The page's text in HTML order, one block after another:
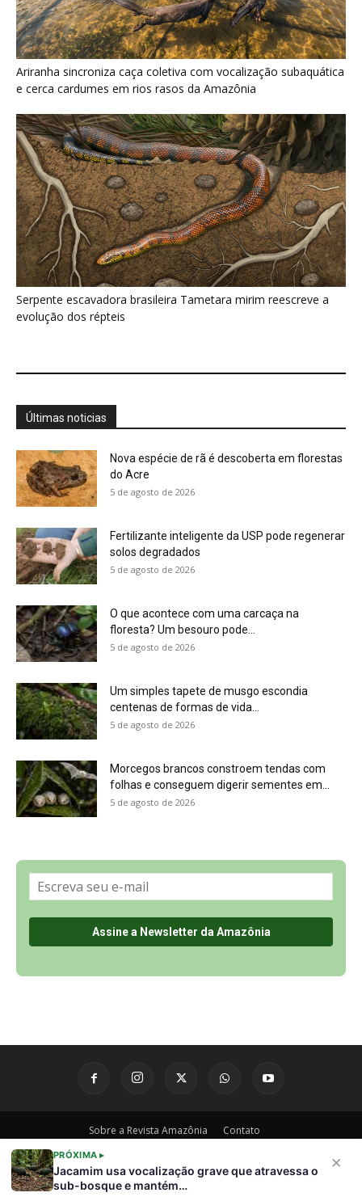
×
PRÓXIMA ▸
Jacamim usa vocalização grave que atravessa o
sub-bosque e mantém…
Serpente escavadora brasileira Tametara mirim reescreve a
evolução dos répteis
Últimas noticias
Nova espécie de rã é descoberta em florestas
do Acre
5 de agosto de 2026
Fertilizante inteligente da USP pode regenerar
solos degradados
5 de agosto de 2026
Um simples tapete de musgo escondia
5 de agosto de 2026
5 de agosto de 2026
Política de Privacidade, LGPD e RGPD
Últimas Notícias
🌎 Español
©